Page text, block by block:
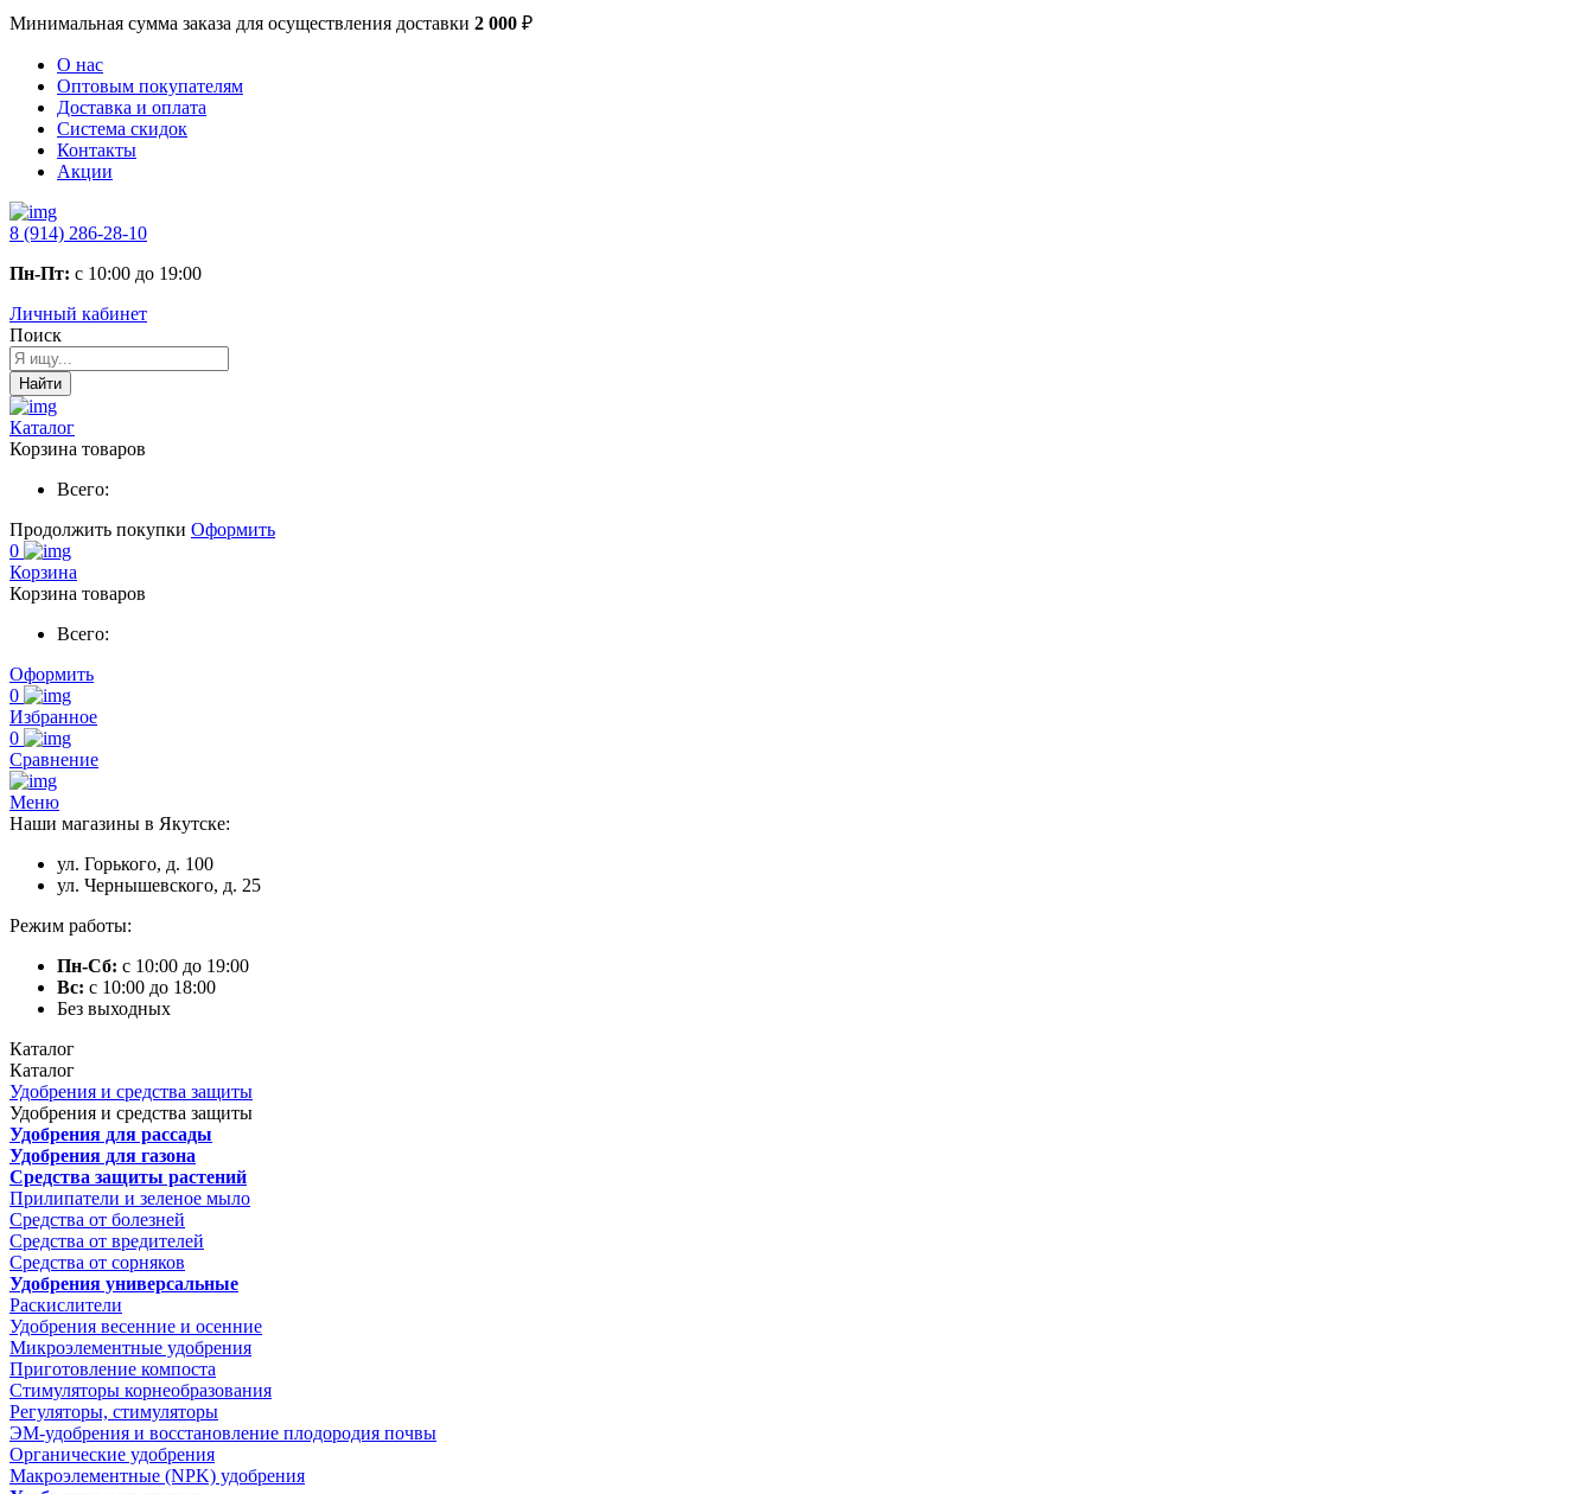
Минимальная сумма заказа для осуществления доставки 2 000 ₽
О нас
Оптовым покупателям
Доставка и оплата
Система скидок
Контакты
Акции
8 (914) 286-28-10
Пн-Пт: с 10:00 до 19:00
Личный кабинет
Поиск
Найти
Каталог
Корзина товаров
Всего:
Продолжить покупки Оформить
0
Корзина
Корзина товаров
Всего:
Оформить
0
Избранное
0
Сравнение
Меню
Наши магазины в Якутске:
ул. Горького, д. 100
ул. Чернышевского, д. 25
Режим работы:
Пн-Сб: с 10:00 до 19:00
Вс: с 10:00 до 18:00
Без выходных
Каталог
Каталог
Удобрения и средства защиты
Удобрения и средства защиты
Удобрения для рассады
Удобрения для газона
Средства защиты растений
Прилипатели и зеленое мыло
Средства от болезней
Средства от вредителей
Средства от сорняков
Удобрения универсальные
Раскислители
Удобрения весенние и осенние
Микроэлементные удобрения
Приготовление компоста
Стимуляторы корнеобразования
Регуляторы, стимуляторы
ЭМ-удобрения и восстановление плодородия почвы
Органические удобрения
Макроэлементные (NPK) удобрения